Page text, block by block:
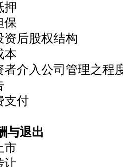
后股权结构
介入公司管理之程
付
与退出